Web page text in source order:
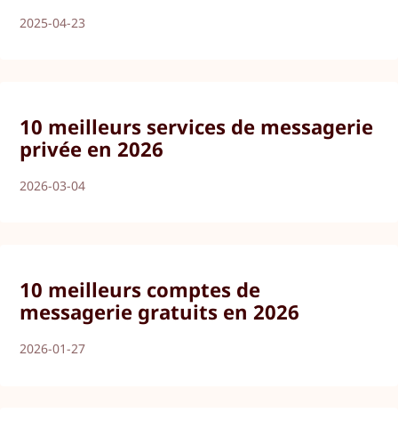
2025-04-23
10 meilleurs services de messagerie
privée en 2026
2026-03-04
10 meilleurs comptes de
messagerie gratuits en 2026
2026-01-27